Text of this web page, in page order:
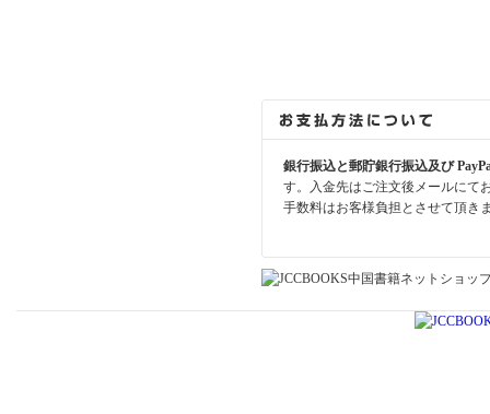
銀行振込と郵貯銀行振込及び
す。入金先はご注文後メールにて
手数料はお客様負担とさせて頂き